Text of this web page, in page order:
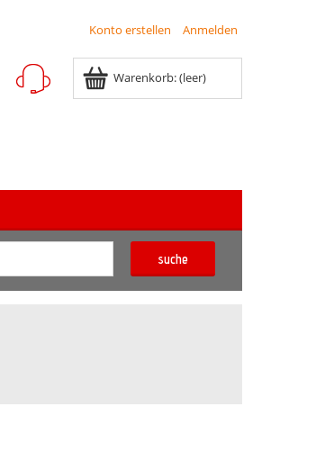
Konto erstellen Anmelden
Warenkorb:(leer)
suche